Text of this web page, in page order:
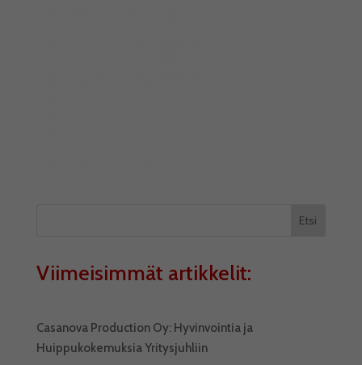
Etsi
Viimeisimmät artikkelit:
Casanova Production Oy: Hyvinvointia ja
Huippukokemuksia Yritysjuhliin